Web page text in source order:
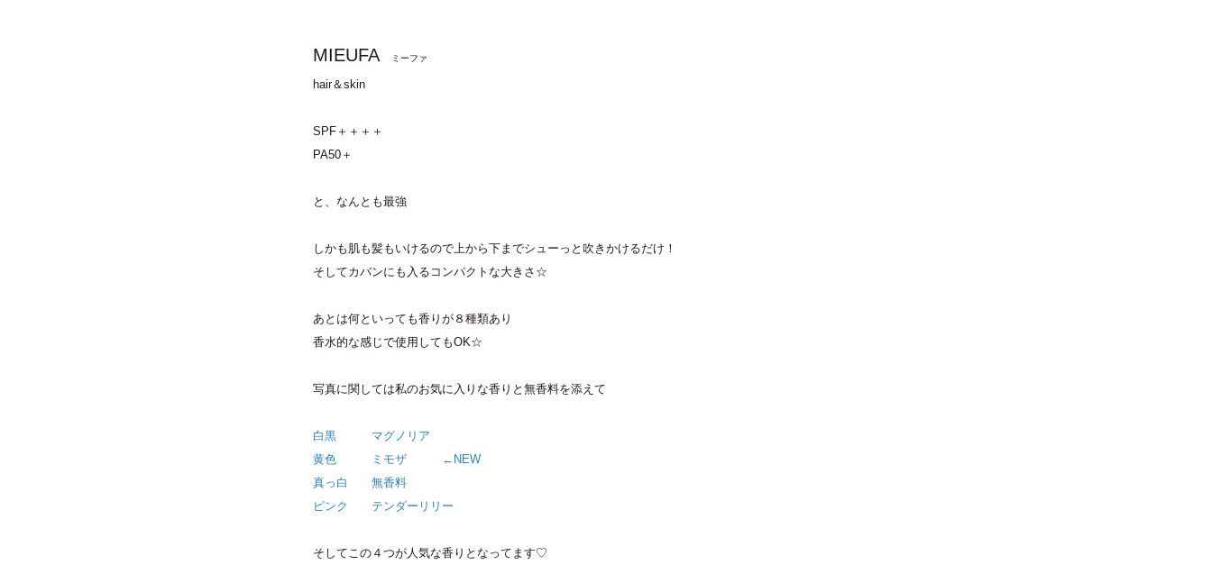
MIEUFA ミーファ
hair＆skin
SPF＋＋＋＋
PA50＋
と、なんとも最強
しかも肌も髪もいけるので上から下までシューっと吹きかけるだけ！
そしてカバンにも入るコンパクトな大きさ☆
あとは何といっても香りが８種類あり
香水的な感じで使用してもOK☆
写真に関しては私のお気に入りな香りと無香料を添えて
白黒 マグノリア
黄色 ミモザ ←NEW
真っ白 無香料
ピンク テンダーリリー
そしてこの４つが人気な香りとなってます♡